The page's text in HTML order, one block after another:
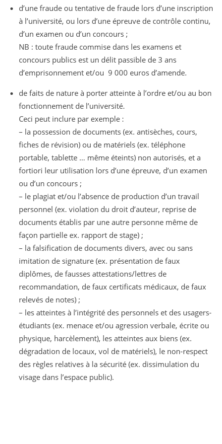
d’une fraude ou tentative de fraude lors d’une inscription
à l’université, ou lors d’une épreuve de contrôle continu,
d’un examen ou d’un concours ;
NB : toute fraude commise dans les examens et
concours publics est un délit passible de 3 ans
d’emprisonnement et/ou 9 000 euros d’amende.
de faits de nature à porter atteinte à l’ordre et/ou au bon
fonctionnement de l’université.
Ceci peut inclure par exemple :
– la possession de documents (ex. antisèches, cours,
fiches de révision) ou de matériels (ex. téléphone
portable, tablette … même éteints) non autorisés, et a
fortiori leur utilisation lors d’une épreuve, d’un examen
ou d’un concours ;
– le plagiat et/ou l’absence de production d’un travail
personnel (ex. violation du droit d’auteur, reprise de
documents établis par une autre personne même de
façon partielle ex. rapport de stage) ;
– la falsification de documents divers, avec ou sans
imitation de signature (ex. présentation de faux
diplômes, de fausses attestations/lettres de
recommandation, de faux certificats médicaux, de faux
relevés de notes) ;
– les atteintes à l’intégrité des personnels et des usagers-
étudiants (ex. menace et/ou agression verbale, écrite ou
physique, harcèlement), les atteintes aux biens (ex.
dégradation de locaux, vol de matériels), le non-respect
des règles relatives à la sécurité (ex. dissimulation du
visage dans l’espace public).